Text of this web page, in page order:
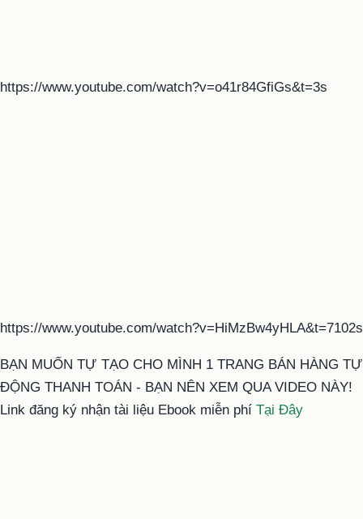
https://www.youtube.com/watch?v=o41r84GfiGs&t=3s
https://www.youtube.com/watch?v=HiMzBw4yHLA&t=7102s
BẠN MUỐN TỰ TẠO CHO MÌNH 1 TRANG BÁN HÀNG TỰ
ĐỘNG THANH TOÁN - BẠN NÊN XEM QUA VIDEO NÀY!
Link đăng ký nhận tài liệu Ebook miễn phí Tại Đây